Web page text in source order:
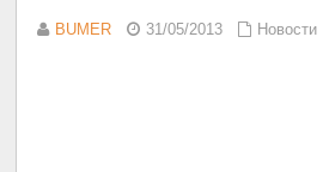
BUMER 31/05/2013 Новости